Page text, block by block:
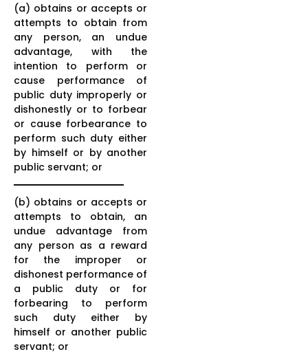
(a) obtains or accepts or
attempts to obtain from
any person, an undue
advantage, with the
intention to perform or
cause performance of
public duty improperly or
dishonestly or to forbear
or cause forbearance to
perform such duty either
by himself or by another
public servant; or
(b) obtains or accepts or
attempts to obtain, an
undue advantage from
any person as a reward
for the improper or
dishonest performance of
a public duty or for
forbearing to perform
such duty either by
himself or another public
servant; or